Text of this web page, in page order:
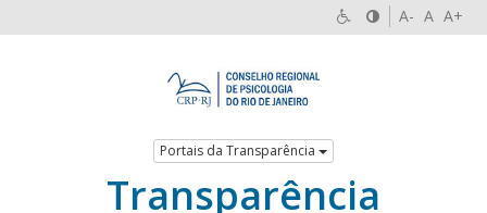
A- A A+
Portais da Transparência
Transparência